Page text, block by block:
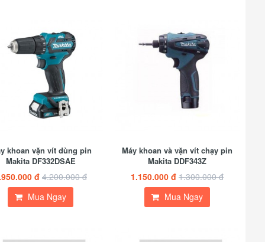
khoan vặn vít dùng pin
Makita DF332DSAE
đ 4.200.000 đ
Mua Ngay
Máy khoan và vặn vít chạy pin
Makita DDF343Z
1.150.000 đ 1.300.000 đ
Mua Ngay